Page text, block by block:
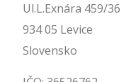
Ul.L.Exnára 459/36
934 05 Levice
Slovensko